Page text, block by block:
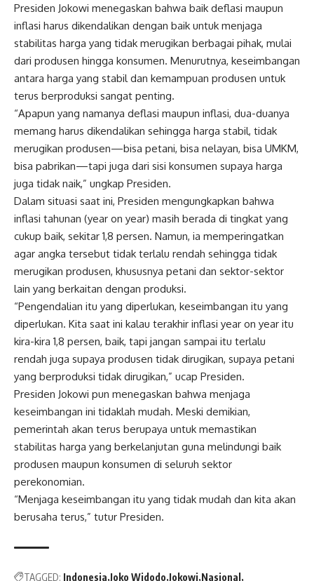
Presiden Jokowi menegaskan bahwa baik deflasi maupun
inflasi harus dikendalikan dengan baik untuk menjaga
stabilitas harga yang tidak merugikan berbagai pihak, mulai
dari produsen hingga konsumen. Menurutnya, keseimbangan
antara harga yang stabil dan kemampuan produsen untuk
terus berproduksi sangat penting.
“Apapun yang namanya deflasi maupun inflasi, dua-duanya
memang harus dikendalikan sehingga harga stabil, tidak
merugikan produsen—bisa petani, bisa nelayan, bisa UMKM,
bisa pabrikan—tapi juga dari sisi konsumen supaya harga
juga tidak naik,” ungkap Presiden.
Dalam situasi saat ini, Presiden mengungkapkan bahwa
inflasi tahunan (year on year) masih berada di tingkat yang
cukup baik, sekitar 1,8 persen. Namun, ia memperingatkan
agar angka tersebut tidak terlalu rendah sehingga tidak
merugikan produsen, khususnya petani dan sektor-sektor
lain yang berkaitan dengan produksi.
“Pengendalian itu yang diperlukan, keseimbangan itu yang
diperlukan. Kita saat ini kalau terakhir inflasi year on year itu
kira-kira 1,8 persen, baik, tapi jangan sampai itu terlalu
rendah juga supaya produsen tidak dirugikan, supaya petani
yang berproduksi tidak dirugikan,” ucap Presiden.
Presiden Jokowi pun menegaskan bahwa menjaga
keseimbangan ini tidaklah mudah. Meski demikian,
pemerintah akan terus berupaya untuk memastikan
stabilitas harga yang berkelanjutan guna melindungi baik
produsen maupun konsumen di seluruh sektor
perekonomian.
“Menjaga keseimbangan itu yang tidak mudah dan kita akan
berusaha terus,” tutur Presiden.
TAGGED: Indonesia Joko Widodo Jokowi Nasional